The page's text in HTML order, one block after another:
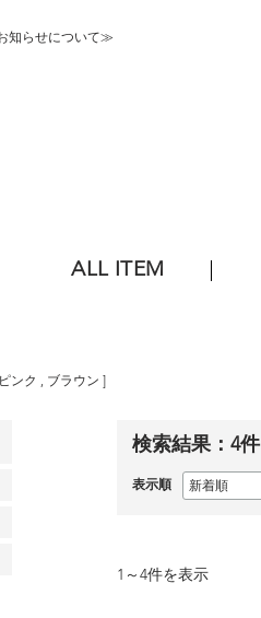
知らせについて≫
ALL ITEM
ピンク , ブラウン
検索結果： 4件
表示順
1 ～ 4件を表示